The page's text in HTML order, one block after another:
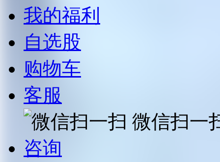
我的福利
自选股
购物车
客服
微信扫一
咨询